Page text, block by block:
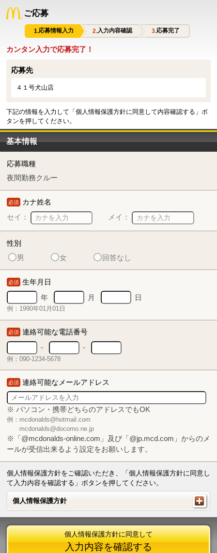
ご応募
応募情報入力 入力内容確認 応募完了
カンタン入力で応募完了！
応募先
４１号犬山店
下記の情報を入力して「個人情報保護方針に同意して内容確認する」ボ
タンを押してください。
基本情報
応募職種
夜間勤務クルー
必須 カナ姓名
セイ：
メイ：
性別
男
女 回答なし
必須 生年月日
年
月 日
例：1990年01月01日
必須 連絡可能な電話番号
-
-
例：090-1234-5678
必須 連絡可能なメールアドレス
※ パソコン・携帯どちらのアドレスでもOK
例：mcdonalds@hotmail.com
mcdonalds@docomo.ne.jp
※「@mcdonalds-online.com」及び「@jp.mcd.com」からのメ
ールが受信出来るよう設定をお願いします。
個人情報保護方針をご確認いただき、「個人情報保護方針に同意し
て入力内容を確認する」ボタンを押してください。
個人情報保護方針
個人情報保護方針
個人情報保護方針に同意して
入力内容を確認する